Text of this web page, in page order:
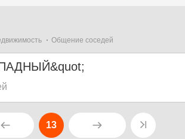
Общение соседей
13